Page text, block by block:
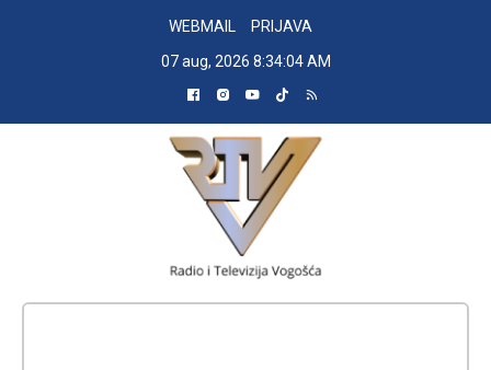
WEBMAIL
PRIJAVA
07 aug, 2026 8:34:05 AM